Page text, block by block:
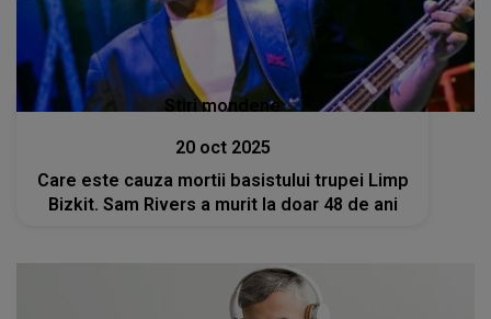
Stiri mondene
20 oct 2025
Care este cauza mortii basistului trupei Limp
Bizkit. Sam Rivers a murit la doar 48 de ani